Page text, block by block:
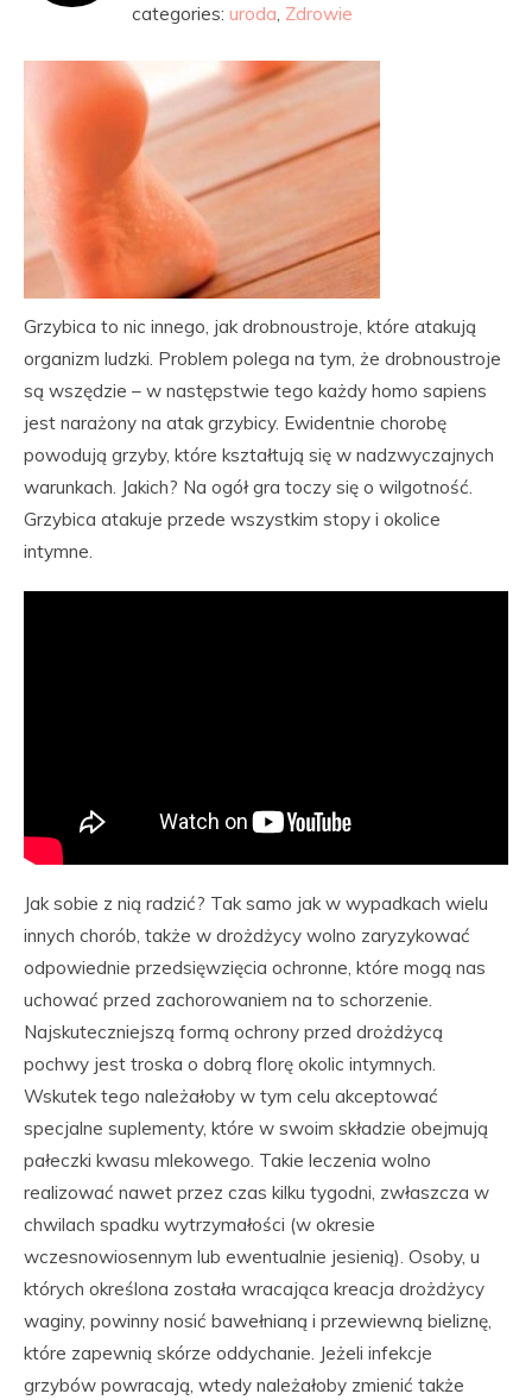
categories: uroda Zdrowie
Grzybica to nic innego, jak drobnoustroje, które atakują
organizm ludzki. Problem polega na tym, że drobnoustroje
są wszędzie – w następstwie tego każdy homo sapiens
jest narażony na atak grzybicy. Ewidentnie chorobę
powodują grzyby, które kształtują się w nadzwyczajnych
warunkach. Jakich? Na ogół gra toczy się o wilgotność.
Grzybica atakuje przede wszystkim stopy i okolice
intymne.
Jak sobie z nią radzić? Tak samo jak w wypadkach wielu
innych chorób, także w drożdżycy wolno zaryzykować
odpowiednie przedsięwzięcia ochronne, które mogą nas
uchować przed zachorowaniem na to schorzenie.
Najskuteczniejszą formą ochrony przed drożdżycą
pochwy jest troska o dobrą florę okolic intymnych.
Wskutek tego należałoby w tym celu akceptować
specjalne suplementy, które w swoim składzie obejmują
pałeczki kwasu mlekowego. Takie leczenia wolno
realizować nawet przez czas kilku tygodni, zwłaszcza w
chwilach spadku wytrzymałości (w okresie
wczesnowiosennym lub ewentualnie jesienią). Osoby, u
których określona została wracająca kreacja drożdżycy
waginy, powinny nosić bawełnianą i przewiewną bieliznę,
które zapewnią skórze oddychanie. Jeżeli infekcje
grzybów powracają, wtedy należałoby zmienić także